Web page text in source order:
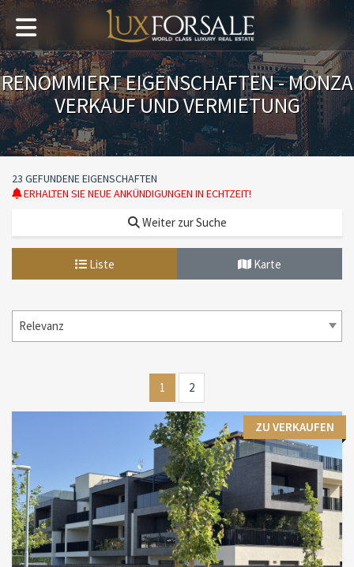
RENOMMIERT EIGENSCHAFTEN - MONZA
VERKAUF UND VERMIETUNG
23 GEFUNDENE EIGENSCHAFTEN
ERHALTEN SIE NEUE ANKÜNDIGUNGEN IN ECHTZEIT!
Weiter zur Suche
Liste Karte
Relevanz
1 2
ZU VERKAUFEN